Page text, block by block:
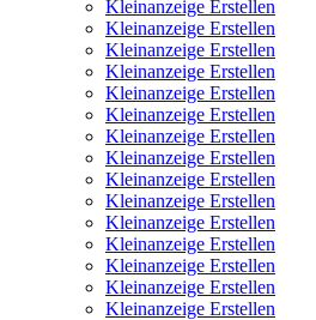
Kleinanzeige Erstellen
Kleinanzeige Erstellen
Kleinanzeige Erstellen
Kleinanzeige Erstellen
Kleinanzeige Erstellen
Kleinanzeige Erstellen
Kleinanzeige Erstellen
Kleinanzeige Erstellen
Kleinanzeige Erstellen
Kleinanzeige Erstellen
Kleinanzeige Erstellen
Kleinanzeige Erstellen
Kleinanzeige Erstellen
Kleinanzeige Erstellen
Kleinanzeige Erstellen